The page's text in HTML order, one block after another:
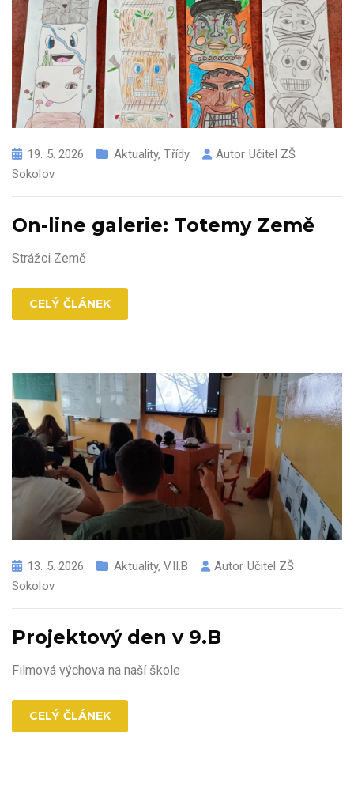
19. 5. 2026 Aktuality,Třídy Autor Učitel ZŠ
Sokolov
On-line galerie: Totemy Země
Strážci Země
CELÝ ČLÁNEK
13. 5. 2026 Aktuality,VII.B Autor Učitel ZŠ
Sokolov
Projektový den v 9.B
Filmová výchova na naší škole
CELÝ ČLÁNEK